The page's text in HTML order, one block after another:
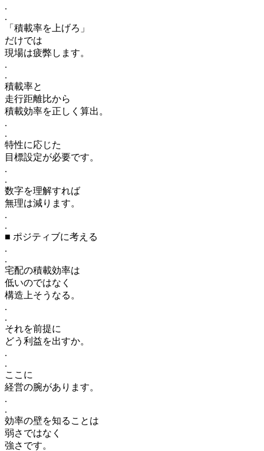
.
.
「積載率を上げろ」
だけでは
現場は疲弊します。
.
.
積載率と
走行距離比から
積載効率を正しく算出。
.
.
特性に応じた
目標設定が必要です。
.
.
数字を理解すれば
無理は減ります。
.
.
■ ポジティブに考える
.
.
宅配の積載効率は
低いのではなく
構造上そうなる。
.
.
それを前提に
どう利益を出すか。
.
.
ここに
経営の腕があります。
.
.
効率の壁を知ることは
弱さではなく
強さです。